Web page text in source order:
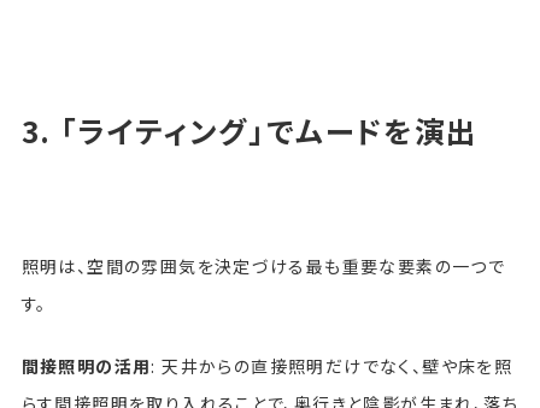
3. 「ライティング」でムードを演出
照明は、空間の雰囲気を決定づける最も重要な要素の一つで
す。
間接照明の活用: 天井からの直接照明だけでなく、壁や床を照
らす間接照明を取り入れることで、奥行きと陰影が生まれ、落ち